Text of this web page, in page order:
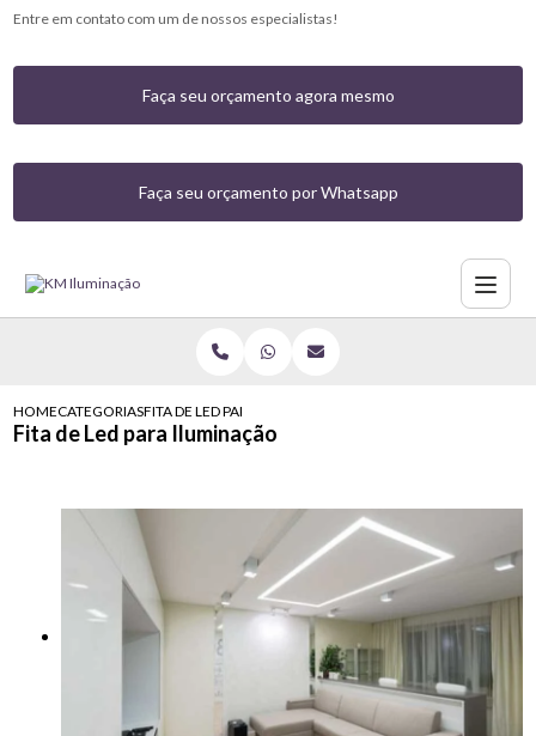
Entre em contato com um de nossos especialistas!
Faça seu orçamento agora mesmo
Faça seu orçamento por Whatsapp
HOMECATEGORIASFITA DE LED PARA ILUMINACAO
Fita de Led para Iluminação